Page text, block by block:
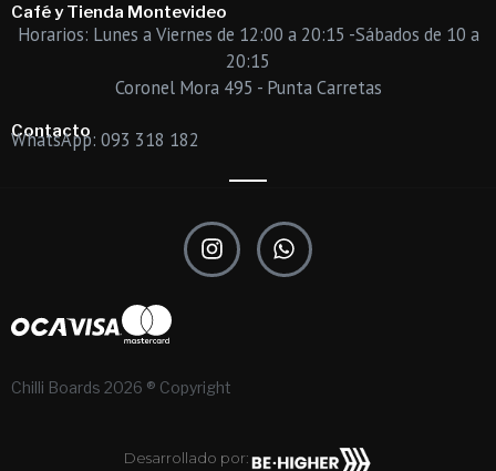
Café y Tienda Montevideo
Horarios: Lunes a Viernes de 12:00 a 20:15 -Sábados de 10 a
20:15
Coronel Mora 495 - Punta Carretas
Contacto
WhatsApp: 093 318 182
Chilli Boards 2026 ® Copyright
I
n
s
a
W
h
a
Desarrollado por: